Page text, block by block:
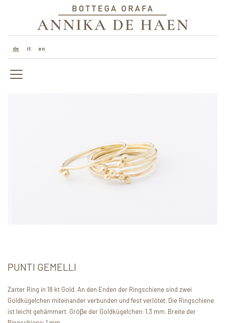
de it en
PUNTI GEMELLI
Zarter Ring in 18 kt Gold. An den Enden der Ringschiene sind zwei
Goldkügelchen miteinander verbunden und fest verlötet. Die Ringschiene
ist leicht gehämmert. Gröβe der Goldkügelchen: 1,3 mm. Breite der